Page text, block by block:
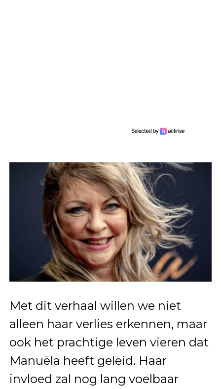
Met dit verhaal willen we niet
alleen haar verlies erkennen, maar
ook het prachtige leven vieren dat
Manuëla heeft geleid. Haar
invloed zal nog lang voelbaar